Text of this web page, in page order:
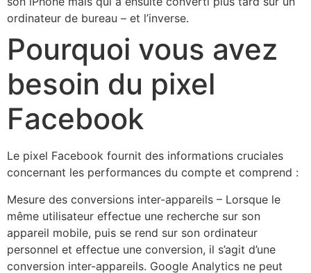
ordinateur de bureau – et l’inverse.
​Pourquoi vous avez
besoin du pixel
Facebook
Le pixel Facebook fournit des informations cruciales
concernant les performances du compte et comprend :
Mesure des conversions inter-appareils – Lorsque le
même utilisateur effectue une recherche sur son
appareil mobile, puis se rend sur son ordinateur
personnel et effectue une conversion, il s’agit d’une
conversion inter-appareils. Google Analytics ne peut